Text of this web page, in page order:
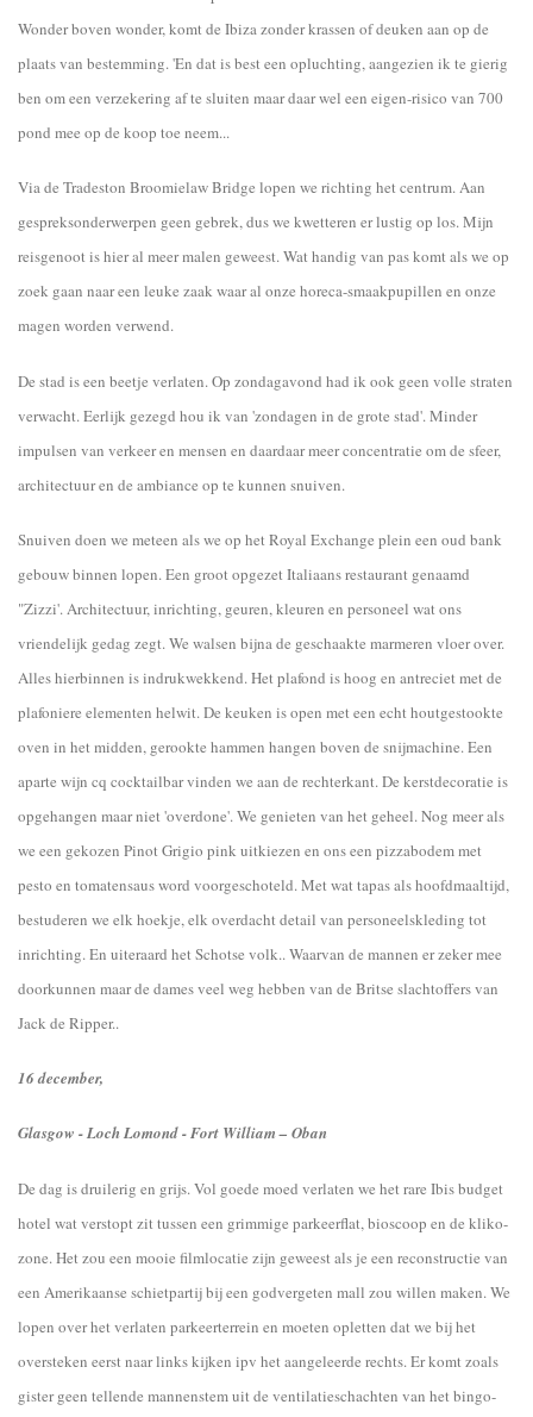
Wonder boven wonder, komt de Ibiza zonder krassen of deuken aan op de
plaats van bestemming. 'En dat is best een opluchting, aangezien ik te gierig
ben om een verzekering af te sluiten maar daar wel een eigen-risico van 700
pond mee op de koop toe neem...
Via de Tradeston Broomielaw Bridge lopen we richting het centrum. Aan
gespreksonderwerpen geen gebrek, dus we kwetteren er lustig op los. Mijn
reisgenoot is hier al meer malen geweest. Wat handig van pas komt als we op
zoek gaan naar een leuke zaak waar al onze horeca-smaakpupillen en onze
magen worden verwend.
De stad is een beetje verlaten. Op zondagavond had ik ook geen volle straten
verwacht. Eerlijk gezegd hou ik van 'zondagen in de grote stad'. Minder
impulsen van verkeer en mensen en daardaar meer concentratie om de sfeer,
architectuur en de ambiance op te kunnen snuiven.
Snuiven doen we meteen als we op het Royal Exchange plein een oud bank
gebouw binnen lopen. Een groot opgezet Italiaans restaurant genaamd
"Zizzi'. Architectuur, inrichting, geuren, kleuren en personeel wat ons
vriendelijk gedag zegt. We walsen bijna de geschaakte marmeren vloer over.
Alles hierbinnen is indrukwekkend. Het plafond is hoog en antreciet met de
plafoniere elementen helwit. De keuken is open met een echt houtgestookte
oven in het midden, gerookte hammen hangen boven de snijmachine. Een
aparte wijn cq cocktailbar vinden we aan de rechterkant. De kerstdecoratie is
opgehangen maar niet 'overdone'. We genieten van het geheel. Nog meer als
we een gekozen Pinot Grigio pink uitkiezen en ons een pizzabodem met
pesto en tomatensaus word voorgeschoteld. Met wat tapas als hoofdmaaltijd,
bestuderen we elk hoekje, elk overdacht detail van personeelskleding tot
inrichting. En uiteraard het Schotse volk.. Waarvan de mannen er zeker mee
doorkunnen maar de dames veel weg hebben van de Britse slachtoffers van
Jack de Ripper..
16 december,
Glasgow - Loch Lomond - Fort William – Oban
De dag is druilerig en grijs. Vol goede moed verlaten we het rare Ibis budget
hotel wat verstopt zit tussen een grimmige parkeerflat, bioscoop en de kliko-
zone. Het zou een mooie filmlocatie zijn geweest als je een reconstructie van
een Amerikaanse schietpartij bij een godvergeten mall zou willen maken. We
lopen over het verlaten parkeerterrein en moeten opletten dat we bij het
oversteken eerst naar links kijken ipv het aangeleerde rechts. Er komt zoals
gister geen tellende mannenstem uit de ventilatieschachten van het bingo-